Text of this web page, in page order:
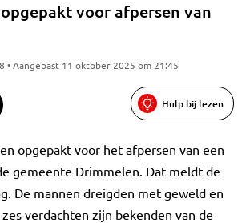
voor afpersen van
• Aangepast 11 oktober 2025 om 21:45
Hulp bij lezen
opgepakt voor het afpersen van een
gemeente Drimmelen. Dat meldt de
De mannen dreigden met geweld en
verdachten zijn bekenden van de